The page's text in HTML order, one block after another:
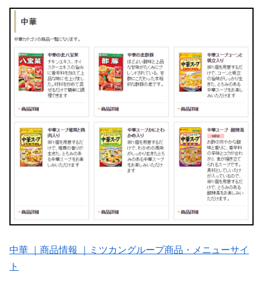
中華 ｜商品情報 ｜ミツカングループ商品・メニューサイ
ト